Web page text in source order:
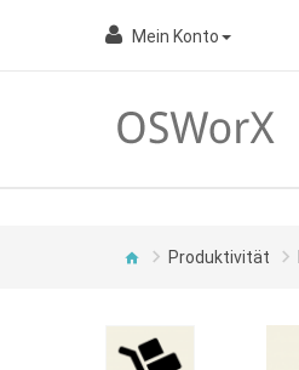
Mein Konto
Produktivität